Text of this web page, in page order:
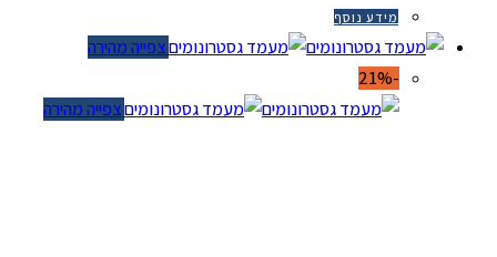
מידע נוסף
צפייה מהירה
צפייה מהירה